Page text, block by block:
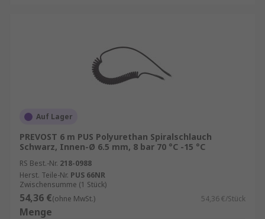
Auf Lager
PREVOST 6 m PUS Polyurethan Spiralschlauch
Schwarz, Innen-Ø 6.5 mm, 8 bar 70 °C -15 °C
RS Best.-Nr. 218-0988
Herst. Teile-Nr. PUS 66NR
Zwischensumme (1 Stück)
54,36 €(ohne MwSt.) 54,36 €/Stück
Menge